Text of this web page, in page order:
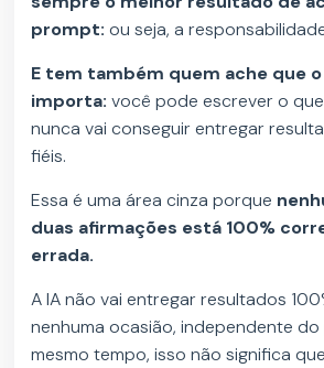
prompt: ou seja, a
E tem também quem ache que
importa: você pode escrever o
nunca vai conseguir entregar
fiéis.
Essa é uma área cinza porque
duas afirmações está 100%
errada.
A IA não vai entregar resultados
nenhuma ocasião, independente
mesmo tempo, isso não significa